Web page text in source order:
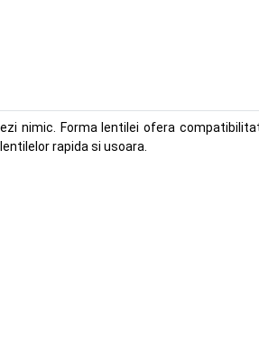
nimic. Forma lentilei ofera
rapida si usoara.